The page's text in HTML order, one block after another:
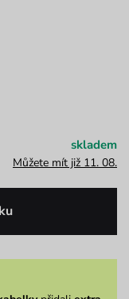
skladem
Můžete mít již 11. 08.